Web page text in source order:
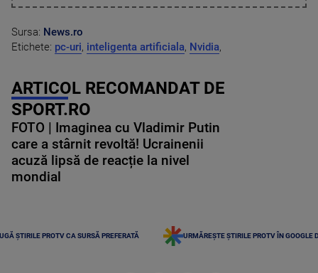
Sursa: News.ro
Etichete: pc-uri, inteligenta artificiala, Nvidia,
ARTICOL RECOMANDAT DE
SPORT.RO
FOTO | Imaginea cu Vladimir Putin
care a stârnit revoltă! Ucrainenii
acuză lipsă de reacție la nivel
mondial
ȘTIRILE PROTV CA SURSĂ PREFERATĂ URMĂREȘTE ȘTIRILE PROTV ÎN GOOGLE